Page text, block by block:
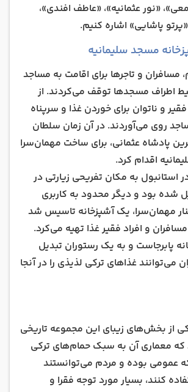
«نور عثمانیه»، «عاطف افندی»،
پاشایی» اشاره کنیم.
مسجد سلیمانیه
مسافران و تاجرها برای اقامت به مساجد
اطراف مسجدها توقف می‌کردند. از
و ناتوان برای خوردن غذا و سرپناه
روی می‌آوردند. در آن زمان سلطان
پادشاه عثمانی، برای ساخت مهمان‌سرا
اقدام کرد.
استانبول به مکان تفریحی زیارتی در
شده بود و دیگر محدود به کاربری
مهمان‌سرا، یک آشپزخانه تاسیس شد
و افراد فقیر غذا تهیه می‌کرد.
پابرجاست و به یک رستوران تبدیل
غذاهای ترکی لذیذی را در آنجا
از بخش‌های زیبای این مجموعه تاریخی
معماری آن به سبک حمام‌های ترکی
عمومی بوده و مردم می‌توانستند
کنند، بسیار مورد توجه فقرا و